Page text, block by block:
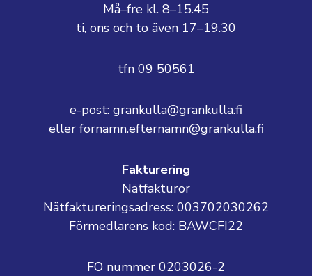
Må–fre kl. 8–15.45
ti, ons och to även 17–19.30
tfn 09 50561
e-post: grankulla@grankulla.fi
eller fornamn.efternamn@grankulla.fi
Fakturering
Nätfakturor
Nätfaktureringsadress: 003702030262
Förmedlarens kod: BAWCFI22
FO nummer 0203026-2